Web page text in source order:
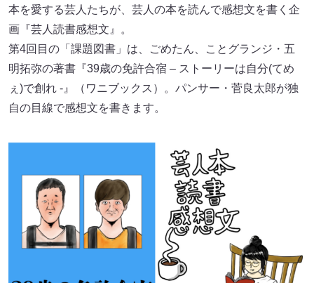
本を愛する芸人たちが、芸人の本を読んで感想文を書く企
画『芸人読書感想文』。
第4回目の「課題図書」は、ごめたん、ことグランジ・五
明拓弥の著書『39歳の免許合宿 – ストーリーは自分(てめ
ぇ)で創れ -』（ワニブックス）。パンサー・菅良太郎が独
自の目線で感想文を書きます。